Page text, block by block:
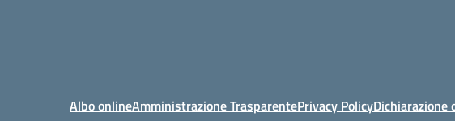
Albo onlineAmministrazione TrasparentePrivacy PolicyDichiarazione